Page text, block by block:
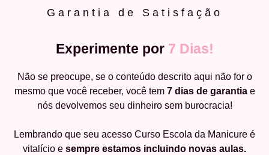
Garantia de Satisfação
Experimente por 7 Dias!
Não se preocupe, se o conteúdo descrito aqui não for o
mesmo que você receber, você tem 7 dias de garantiae
nós devolvemos seu dinheiro sem burocracia!
Lembrando que seu acesso Curso Escola da Manicure é
vitalício e sempre estamos incluindo novas aulas.